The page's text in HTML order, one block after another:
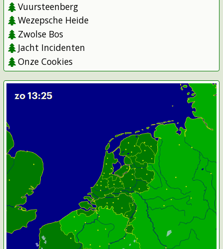
Vuursteenberg
Wezepsche Heide
Zwolse Bos
Jacht Incidenten
Onze Cookies